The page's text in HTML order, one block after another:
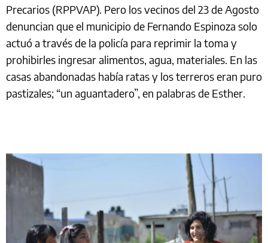
Precarios (RPPVAP). Pero los vecinos del 23 de Agosto
denuncian que el municipio de Fernando Espinoza solo
actuó a través de la policía para reprimir la toma y
prohibirles ingresar alimentos, agua, materiales. En las
casas abandonadas había ratas y los terreros eran puro
pastizales; “un aguantadero”, en palabras de Esther.